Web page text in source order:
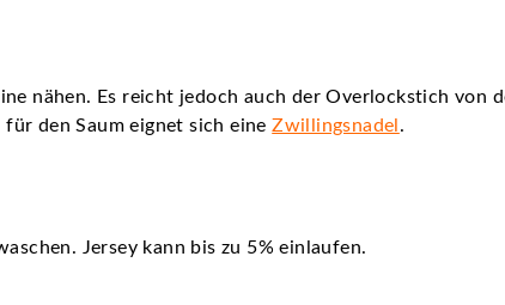
nähen. Es reicht jedoch auch der Overlockstich von
für den Saum eignet sich eineZwillingsnadel .
Jersey kann bis zu 5% einlaufen.